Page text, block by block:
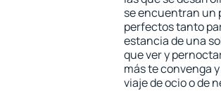
se encuentran un
perfectos tanto
estancia de una
que ver y
más te convenga
viaje de ocio o de